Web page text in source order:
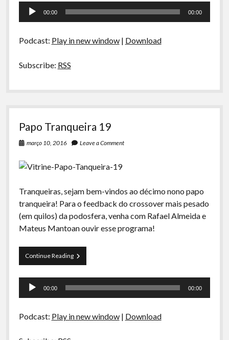
–
Cinema
Tocador
00:00 00:00
Podcast: Play in new window| Download
Subscribe: RSS
Papo Tranqueira 19
março 10, 2016 Leave a Comment
Tranqueiras, sejam bem-vindos ao décimo nono papo
tranqueira! Para o feedback do crossover mais pesado
(em quilos) da podosfera, venha com Rafael Almeida e
Mateus Mantoan ouvir esse programa!
Continue ReadingPapo
Tranqueira
Tocador
00:00 00:00
Podcast: Play in new window| Download